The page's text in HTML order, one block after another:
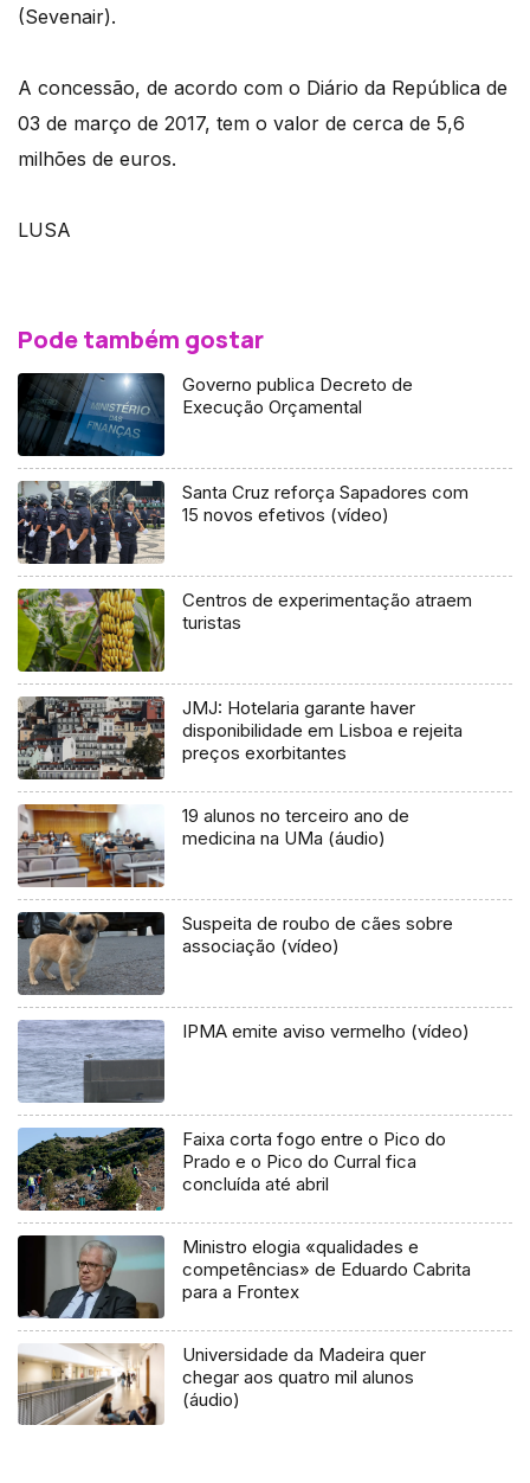
(Sevenair).
A concessão, de acordo com o Diário da República de
03 de março de 2017, tem o valor de cerca de 5,6
milhões de euros.
LUSA
Pode também gostar
Governo publica Decreto de
Execução Orçamental
Santa Cruz reforça Sapadores com
15 novos efetivos (vídeo)
Centros de experimentação atraem
turistas
JMJ: Hotelaria garante haver
disponibilidade em Lisboa e rejeita
preços exorbitantes
19 alunos no terceiro ano de
medicina na UMa (áudio)
Suspeita de roubo de cães sobre
associação (vídeo)
IPMA emite aviso vermelho (vídeo)
Faixa corta fogo entre o Pico do
Prado e o Pico do Curral fica
concluída até abril
Ministro elogia «qualidades e
competências» de Eduardo Cabrita
para a Frontex
Universidade da Madeira quer
chegar aos quatro mil alunos
(áudio)